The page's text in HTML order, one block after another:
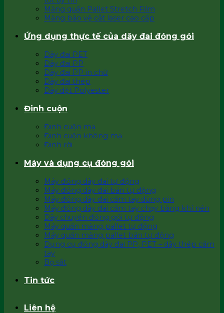
Màng quấn Pallet Stretch Film
Màng bảo vệ cắt laser cao cấp
Ứng dụng thực tế của dây đai đóng gói
Dây đai PET
Dây đai PP
Dây đai PP in chữ
Dây đai thép
Dây dệt Polyester
Đinh cuộn
Đinh cuộn mạ
Đinh cuộn không mạ
Đinh rời
Máy và dụng cụ đóng gói
Máy đóng dây đai tự động
Máy đóng dây đai bán tự động
Máy đóng dây đai cầm tay dùng pin
Máy đóng dây đai cầm tay chạy bằng khí nén
Dây chuyền đóng gói tự động
Máy quấn màng pallet tự động
Máy quấn màng pallet bán tự động
Dụng cụ đóng dây đai PP, PET – dây thép cầm
tay
Bọ sắt
Tin tức
Liên hệ